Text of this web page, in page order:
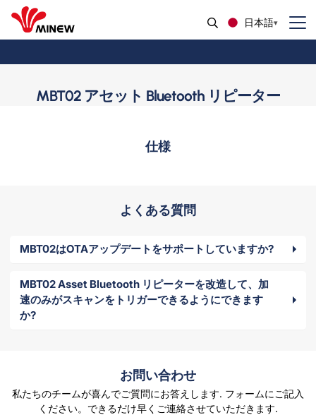
日本語
MBT02 アセット Bluetooth リピーター
仕様
よくある質問
MBT02はOTAアップデートをサポートしていますか?
MBT02 Asset Bluetooth リピーターを改造して、加
速のみがスキャンをトリガーできるようにできます
か?
お問い合わせ
私たちのチームが喜んでご質問にお答えします. フォームにご記入
ください。できるだけ早くご連絡させていただきます.